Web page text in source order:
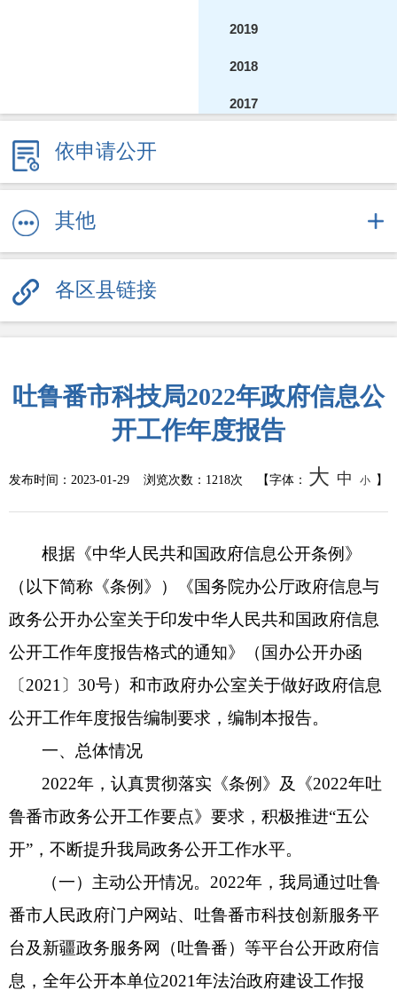
2019
2018
2017
2013
依申请公开
其他
各区县链接
吐鲁番市科技局2022年政府信息公
开工作年度报告
发布时间： 2023-01-29 浏览次数： 1218次 【字体： 大 中 小 】
根据《中华人民共和国政府信息公开条例》
（以下简称《条例》）《国务院办公厅政府信息与
政务公开办公室关于印发中华人民共和国政府信息
公开工作年度报告格式的通知》（国办公开办函
〔2021〕30号）和市政府办公室关于做好政府信息
公开工作年度报告编制要求，编制本报告。
一、总体情况
2022年，认真贯彻落实《条例》及《2022年吐
鲁番市政务公开工作要点》要求，积极推进“五公
开”，不断提升我局政务公开工作水平。
（一）主动公开情况。2022年，我局通过吐鲁
番市人民政府门户网站、吐鲁番市科技创新服务平
台及新疆政务服务网（吐鲁番）等平台公开政府信
息，全年公开本单位2021年法治政府建设工作报